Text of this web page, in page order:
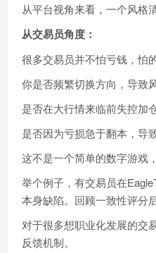
盘、也不是专业选
过EagleTrader自
营交易考核
上一篇
从平台视角来看，一个风格
从交易员角度：
很多交易员并不怕亏钱，怕
你是否频繁切换方向，导致
是否在大行情来临前失控加
是否因为亏损急于翻本，导
这不是一个简单的数字游戏
举个例子，有交易员在
本身缺陷。回顾一致性评分
对于很多想职业化发展的交
反馈机制。